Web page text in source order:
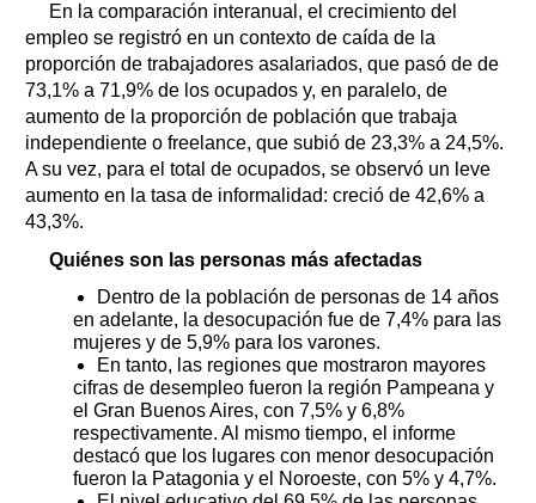
En la comparación interanual, el crecimiento del
empleo se registró en un contexto de caída de la
proporción de trabajadores asalariados, que pasó de de
73,1% a 71,9% de los ocupados y, en paralelo, de
aumento de la proporción de población que trabaja
independiente o freelance, que subió de 23,3% a 24,5%.
A su vez, para el total de ocupados, se observó un leve
aumento en la tasa de informalidad: creció de 42,6% a
43,3%.
Quiénes son las personas más afectadas
Dentro de la población de personas de 14 años
en adelante, la desocupación fue de 7,4% para las
mujeres y de 5,9% para los varones.
En tanto, las regiones que mostraron mayores
cifras de desempleo fueron la región Pampeana y
el Gran Buenos Aires, con 7,5% y 6,8%
respectivamente. Al mismo tiempo, el informe
destacó que los lugares con menor desocupación
fueron la Patagonia y el Noroeste, con 5% y 4,7%.